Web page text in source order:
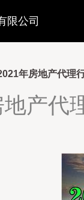
限公司
年房地产代理
产代